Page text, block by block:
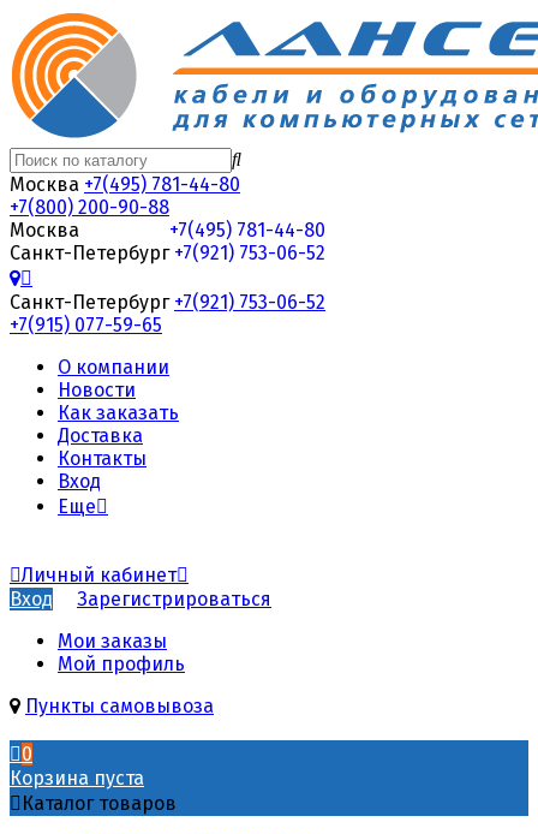
Москва +7(495) 781-44-80
+7(800) 200-90-88
Москва
+7(495) 781-44-80
Санкт-Петербург +7(921) 753-06-52
Санкт-Петербург +7(921) 753-06-52
+7(915) 077-59-65
О компании
Новости
Как заказать
Доставка
Контакты
Вход
Еще
Личный кабинет
Вход
Зарегистрироваться
Мои заказы
Мой профиль
Пункты самовывоза
0
Корзина пуста
Каталог товаров